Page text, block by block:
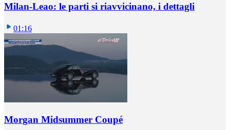
Milan-Leao: le parti si riavvicinano, i dettagli
01:16
Morgan Midsummer Coupé